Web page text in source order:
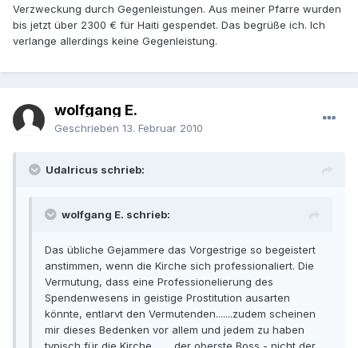
Verzweckung durch Gegenleistungen. Aus meiner Pfarre wurden
bis jetzt über 2300 € für Haiti gespendet. Das begrüße ich. Ich
verlange allerdings keine Gegenleistung.
wolfgang E.
Geschrieben 13. Februar 2010
Udalricus schrieb:
wolfgang E. schrieb:
Das übliche Gejammere das Vorgestrige so begeistert
anstimmen, wenn die Kirche sich professionaliert. Die
Vermutung, dass eine Professionelierung des
Spendenwesens in geistige Prostitution ausarten
könnte, entlarvt den Vermutenden.......zudem scheinen
mir dieses Bedenken vor allem und jedem zu haben